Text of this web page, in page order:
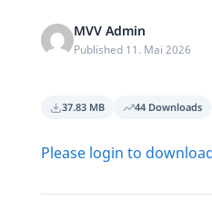
MVV Admin
Published 11. Mai 2026
37.83 MB 44 Downloads
Please login to